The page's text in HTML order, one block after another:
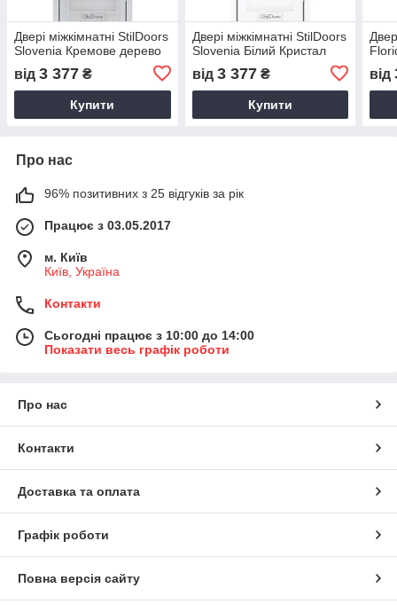
Двері міжкімнатні StilDoors
Slovenia Кремове дерево
від 3 377 ₴
Купити
Двері міжкімнатні StilDoors
Slovenia Білий Кристал
від 3 377₴
Купити
від
Про нас
96% позитивних з 25 відгуків за рік
Працює з 03.05.2017
м. Київ
Київ, Україна
Контакти
Сьогодні працює з 10:00 до 14:00
Показати весь графік роботи
Про нас
Контакти
Доставка та оплата
Графік роботи
Повна версія сайту